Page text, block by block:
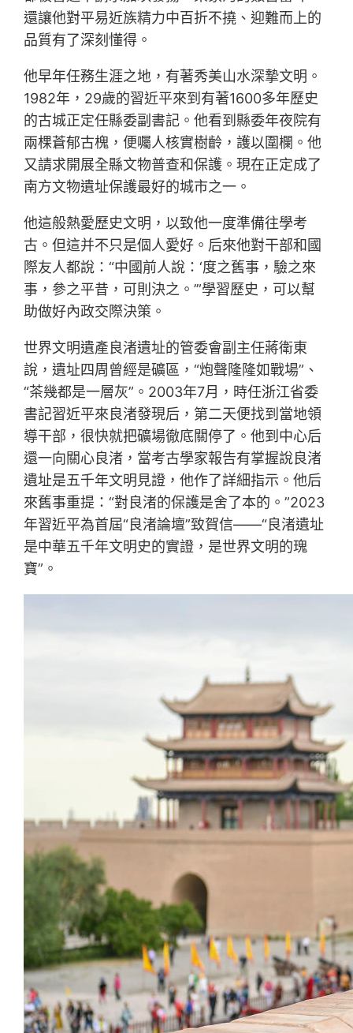
還讓他對平易近族精力中百折不撓、迎難而上的
品質有了深刻懂得。
他早年任務生涯之地，有著秀美山水深摯文明。
1982年，29歲的習近平來到有著1600多年歷史
的古城正定任縣委副書記。他看到縣委年夜院有
兩棵蒼郁古槐，便囑人核實樹齡，護以圍欄。他
又請求開展全縣文物普查和保護。現在正定成了
南方文物遺址保護最好的城市之一。
他這般熱愛歷史文明，以致他一度準備往學考
古。但這并不只是個人愛好。后來他對干部和國
際友人都說：“中國前人說：‘度之舊事，驗之來
事，參之平昔，可則決之。’”學習歷史，可以幫
助做好內政交際決策。
世界文明遺產良渚遺址的管委會副主任蔣衛東
說，遺址四周曾經是礦區，“炮聲隆隆如戰場”、
“茶幾都是一層灰”。2003年7月，時任浙江省委
書記習近平來良渚發現后，第二天便找到當地領
導干部，很快就把礦場徹底關停了。他到中心后
還一向關心良渚，當考古學家報告有掌握說良渚
遺址是五千年文明見證，他作了詳細指示。他后
來舊事重提：“對良渚的保護是舍了本的。”2023
年習近平為首屆“良渚論壇”致賀信——“良渚遺址
是中華五千年文明史的實證，是世界文明的瑰
寶”。